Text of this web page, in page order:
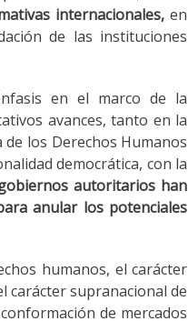
internacionales, en
de las instituciones
en el marco de la
avances, tanto en la
los Derechos Humanos
democrática, con la
autoritarios han
anular los potenciales
humanos, el carácter
carácter supranacional de
de mercados